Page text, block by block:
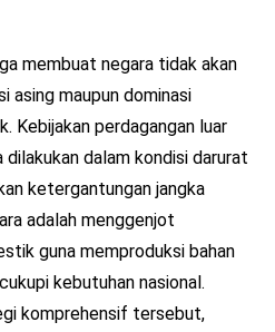
membuat negara tidak akan
asing maupun dominasi
Kebijakan perdagangan luar
dalam kondisi darurat
ketergantungan jangka
adalah menggenjot
guna memproduksi bahan
kebutuhan nasional.
komprehensif tersebut,